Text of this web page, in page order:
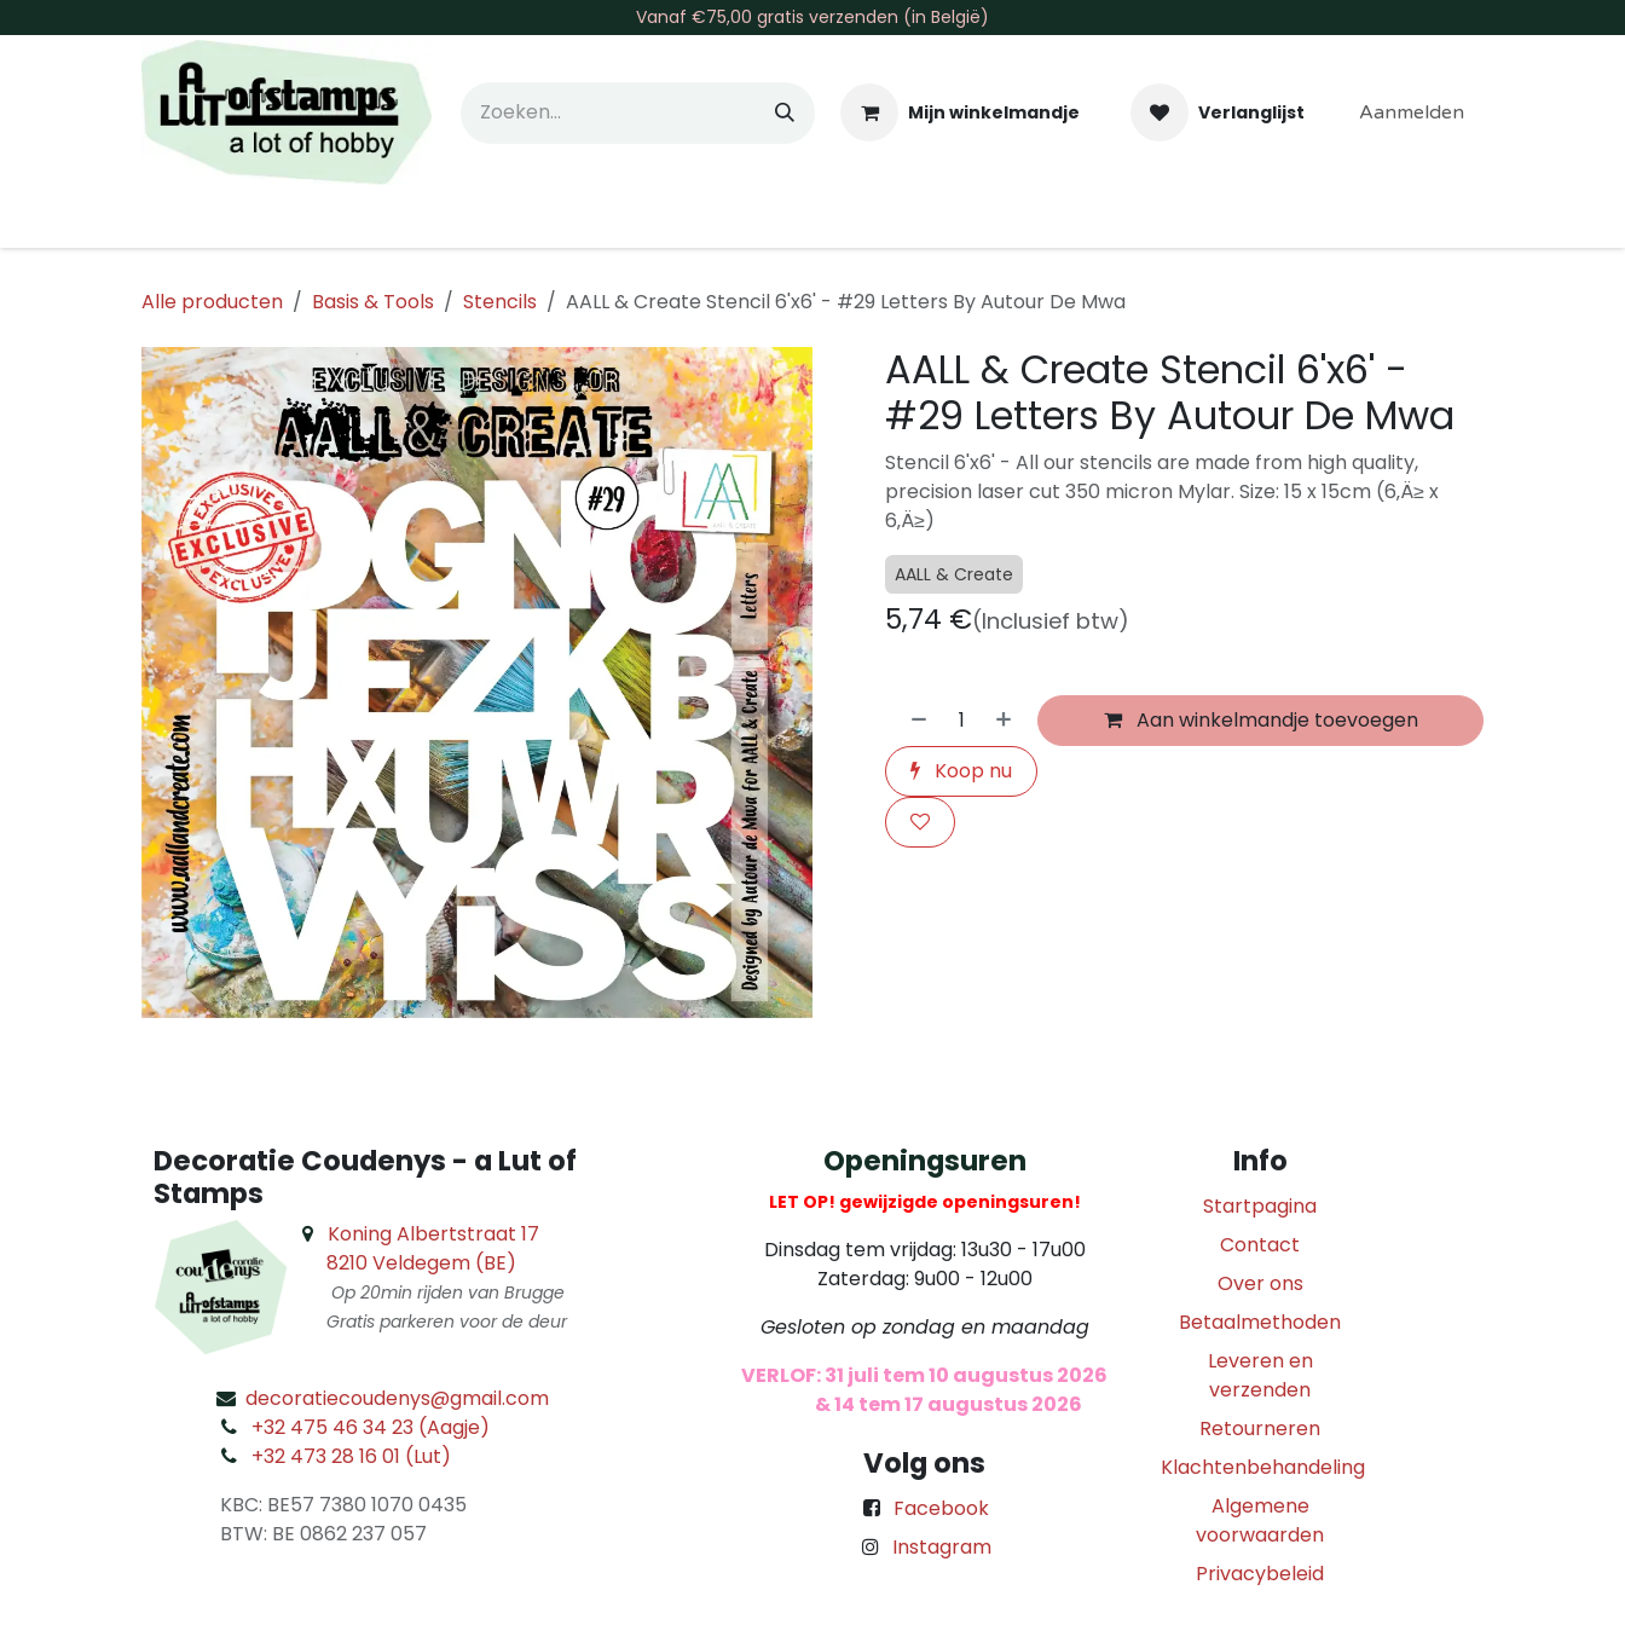
Vanaf €75,00 gratis verzenden (in België)
Mijn winkelmandje Verlanglijst Aanmelden
Alle producten Basis & Tools Stencils AALL & Create Stencil 6'x6' - #29 Letters By Autour De Mwa
AALL & Create Stencil 6'x6' -
#29 Letters By Autour De Mwa
Stencil 6'x6' - All our stencils are made from high quality,
precision laser cut 350 micron Mylar. Size: 15 x 15cm (6‚Ä≥ x
6‚Ä≥)
AALL & Create
5,74 €(Inclusief btw)
Aan winkelmandje toevoegen
Koop nu
Decoratie Coudenys - a Lut of
Stamps
Koning Albertstraat 17
8210 Veldegem (BE)
Op 20min rijden van Brugge
Gratis parkeren voor de deur
decoratiecoudenys@gmail.com
+32 475 46 34 23 (Aagje)
+32 473 28 16 01 (Lut)
KBC: BE57 7380 1070 0435
​ BTW: BE 0862 237 057
Openingsuren
LET OP! gewijzigde openingsuren!
Dinsdag tem vrijdag: 13u30 - 17u00
Zaterdag: 9u00 - 12u00
Gesloten op zondag en maandag
VERLOF: 31 juli tem 10 augustus 2026
& 14 tem 17 augustus 2026
Info
Startpagina
Contact
Over ons
Betaalmethoden
Leveren en
verzenden
Retourneren
Klachtenbehandeling
Algemene
voorwaarden
Privacybeleid
Volg ons
Facebook
Instagram